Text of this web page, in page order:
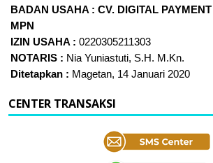
BADAN USAHA : CV. DIGITAL PAYMENT
MPN
IZIN USAHA : 0220305211303
NOTARIS : Nia Yuniastuti, S.H. M.Kn.
Ditetapkan : Magetan, 14 Januari 2020
CENTER TRANSAKSI